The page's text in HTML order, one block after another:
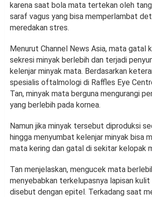
karena saat bola mata tertekan oleh
saraf vagus yang bisa memperlambat
meredakan stres.
Menurut Channel News Asia, mata gatal
sekresi minyak berlebih dan terjadi
kelenjar minyak mata. Berdasarkan
spesialis oftalmologi di Raffles Eye
Tan, minyak mata berguna mengurangi
yang berlebih pada kornea.
Namun jika minyak tersebut diproduksi
hingga menyumbat kelenjar minyak bisa
mata kering dan gatal di sekitar kelopak
Tan menjelaskan, mengucek mata
menyebabkan terkelupasnya lapisan
disebut dengan epitel. Terkadang saat